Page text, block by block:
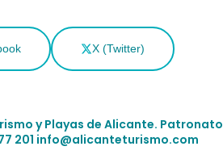
X (Twitter)
y Playas de Alicante. Patronato
201 info@alicanteturismo.com